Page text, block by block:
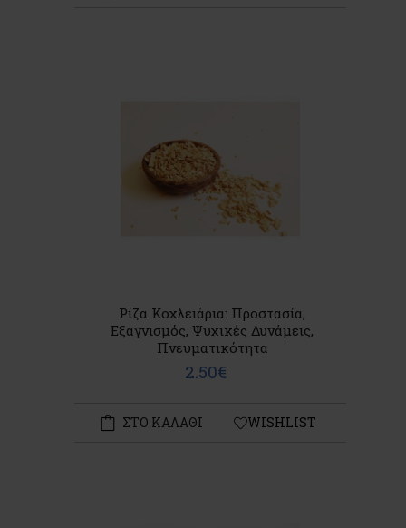
Ρίζα Κοχλειάρια: Προστασία,
Εξαγνισμός, Ψυχικές Δυνάμεις,
Πνευματικότητα
2.50€
ΣΤΟ ΚΑΛΑΘΙ WISHLIST